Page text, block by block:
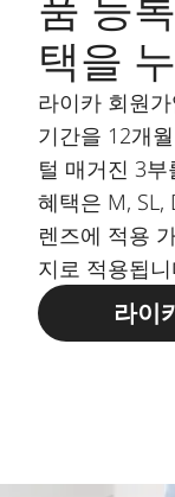
택을
라이카 회원
기간을 12개
털 매거진 3
혜택은 M,
렌즈에 적용
지로 적용됩니
라이